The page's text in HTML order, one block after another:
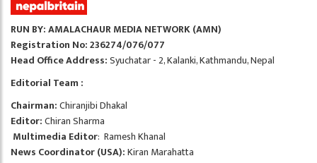
RUN BY: AMALACHAUR MEDIA NETWORK (AMN)
Registration No: 236274/076/077
Head Office Address:Syuchatar - 2, Kalanki, Kathmandu, Nepal
Editorial Team :
Chairman:Chiranjibi Dhakal
Editor:Chiran Sharma
Multimedia Editor: Ramesh Khanal
News Coordinator (USA):Kiran Marahatta